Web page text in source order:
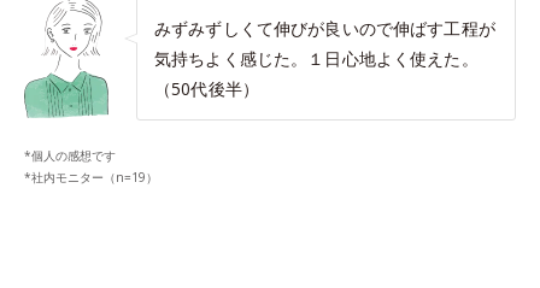
みずみずしくて伸びが良いので伸ばす工程が
気持ちよく感じた。１日心地よく使えた。
（50代後半）
*個人の感想です
*社内モニター（n=19）